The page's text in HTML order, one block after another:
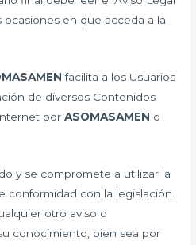
ocasiones en que acceda a la
facilita a los Usuarios
de diversos Contenidos
porASOMASAMEN o
y se compromete a utilizar la
conformidad con la legislación
otro aviso o
conocimiento, bien sea por